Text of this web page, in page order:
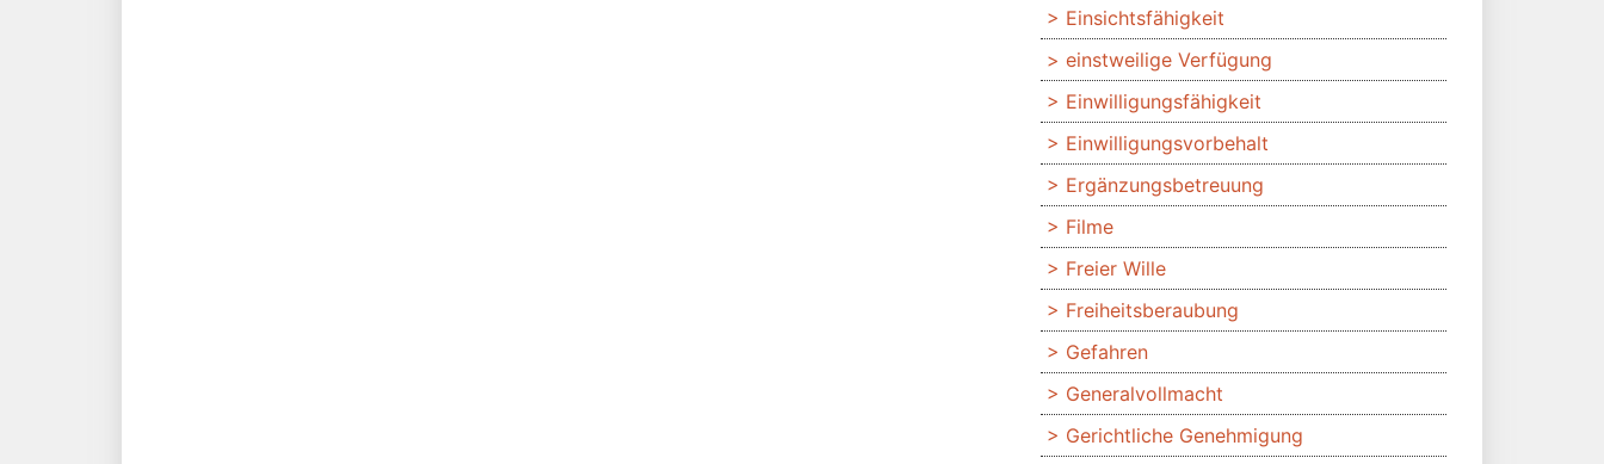
Einsichtsfähigkeit
einstweilige Verfügung
Einwilligungsfähigkeit
Einwilligungsvorbehalt
Ergänzungsbetreuung
Filme
Freier Wille
Freiheitsberaubung
Gefahren
Generalvollmacht
Gerichtliche Genehmigung